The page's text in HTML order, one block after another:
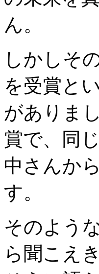
ん。
しかしそ
を受賞と
がありま
賞で、同
中さんか
す。
そのよう
ら聞こえ